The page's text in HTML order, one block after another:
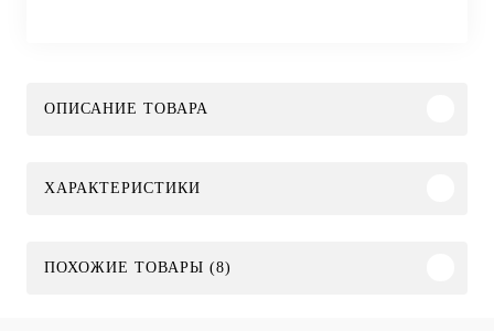
ОПИСАНИЕ ТОВАРА
ХАРАКТЕРИСТИКИ
ПОХОЖИЕ ТОВАРЫ (8)